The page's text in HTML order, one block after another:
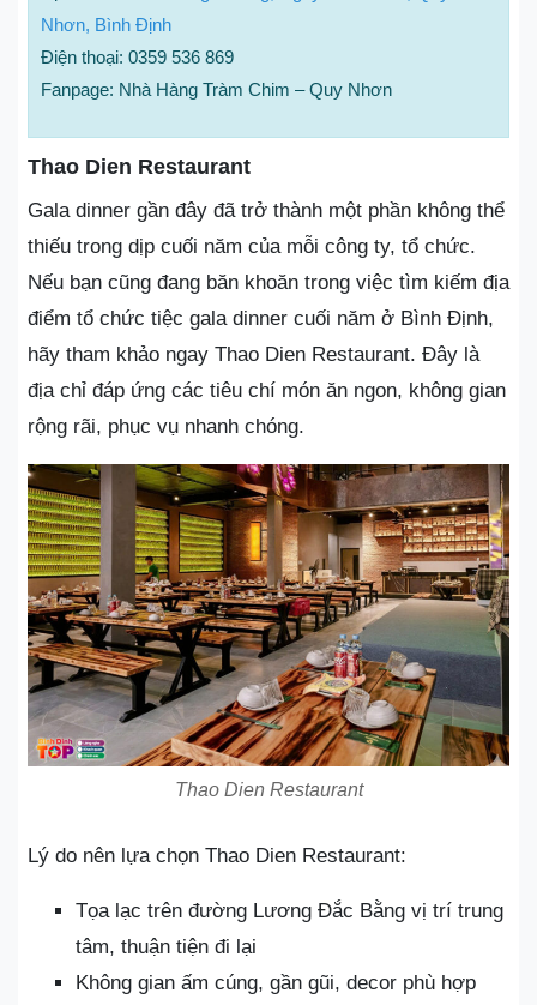
Nhơn, Bình Định
Điện thoại: 0359 536 869
Fanpage: Nhà Hàng Tràm Chim – Quy Nhơn
Thao Dien Restaurant
Gala dinner gần đây đã trở thành một phần không thể
thiếu trong dịp cuối năm của mỗi công ty, tổ chức.
Nếu bạn cũng đang băn khoăn trong việc tìm kiếm địa
điểm tổ chức tiệc gala dinner cuối năm ở Bình Định,
hãy tham khảo ngay Thao Dien Restaurant. Đây là
địa chỉ đáp ứng các tiêu chí món ăn ngon, không gian
rộng rãi, phục vụ nhanh chóng.
Thao Dien Restaurant
Lý do nên lựa chọn Thao Dien Restaurant:
Tọa lạc trên đường Lương Đắc Bằng vị trí trung
tâm, thuận tiện đi lại
Không gian ấm cúng, gần gũi, decor phù hợp